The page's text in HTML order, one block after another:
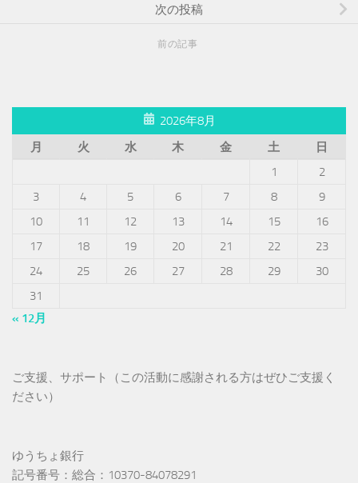
次の投稿
前の記事
2026年8月
月
火 水 木 金 土
日
1
2
3
4 5 6 7 8
9
10
11 12 13 14 15
16
17
18 19 20 21 22
23
24
25 26 27 28 29
30
31
« 12月
ご支援、サポート（この活動に感謝される方はぜひご支援く
ださい）
ゆうちょ銀行
記号番号：総合：10370-84078291